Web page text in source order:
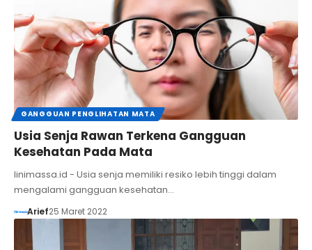
GANGGUAN PENGLIHATAN MATA
Usia Senja Rawan Terkena Gangguan
Kesehatan Pada Mata
linimassa.id - Usia senja memiliki resiko lebih tinggi dalam
mengalami gangguan kesehatan…
Arief25 Maret 2022